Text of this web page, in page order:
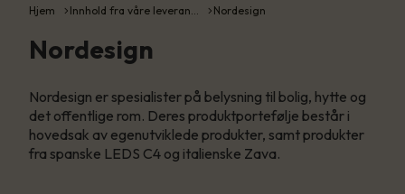
Hjem Innhold fra våre leveran… Nordesign
Nordesign
Nordesign er spesialister på belysning til bolig, hytte og
det offentlige rom. Deres produktportefølje består i
hovedsak av egenutviklede produkter, samt produkter
fra spanske LEDS C4 og italienske Zava.